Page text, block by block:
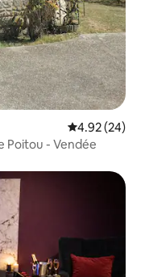
Calificación
4.92 (24)
Poitou - Vendée